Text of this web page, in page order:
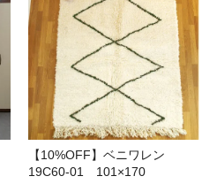
【10%OFF】ベニワレン
19C60-01 101×170